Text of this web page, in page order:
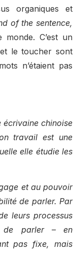
organiques et
of the sentence,
C’est un
le toucher sont
n’étaient pas
chinoise
travail est une
elle étudie les
et au pouvoir
de parler. Par
leurs processus
de parler – en
pas fixe, mais